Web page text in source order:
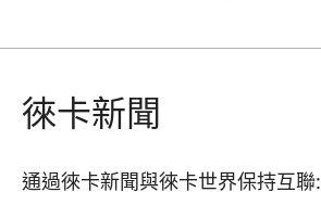
徠卡新聞
通過徠卡新聞與徠卡世界保持互聯: